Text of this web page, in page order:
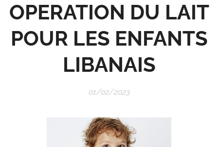
OPERATION DU LAIT
POUR LES ENFANTS
LIBANAIS
01/02/2023